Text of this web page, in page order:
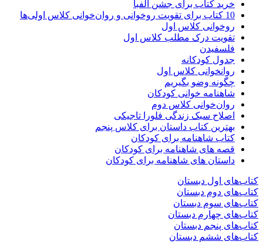
خرید کتاب برای جشن الفبا
10 کتاب برای تقویت روخوانی و روان‌خوانی کلاس اولی‌ها
روخوانی کلاس اول
تقویت درک مطلب کلاس اول
فلسفیدن
جدول کودکانه
روانخوانی کلاس اول
چگونه وضو بگیریم
شاهنامه خوانی کودکان
روان‌خوانی کلاس دوم
اصلاح سبک زندگی فلورا تاجیکی
بهترین کتاب داستان برای کلاس پنجم
کتاب شاهنامه برای کودکان
قصه های شاهنامه برای کودکان
داستان های شاهنامه برای کودکان
کتاب‌های اول دبستان
کتاب‌های دوم دبستان
کتاب‌های سوم دبستان
کتاب‌های چهارم دبستان
کتاب‌های پنجم دبستان
کتاب‌های ششم دبستان